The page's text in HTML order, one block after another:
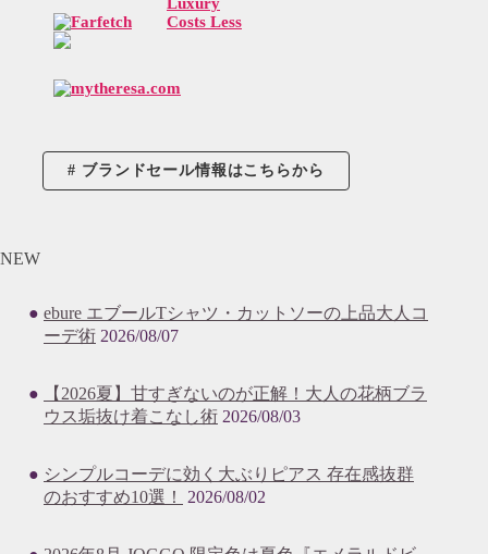
ブランドセール情報はこちらから
NEW
ebure エブールTシャツ・カットソーの上品大人コ
ーデ術 2026/08/07
【2026夏】甘すぎないのが正解！大人の花柄ブラ
ウス垢抜け着こなし術 2026/08/03
シンプルコーデに効く大ぶりピアス 存在感抜群
のおすすめ10選！
2026/08/02